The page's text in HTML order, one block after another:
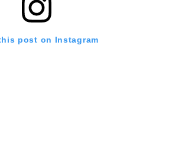
post on Instagram